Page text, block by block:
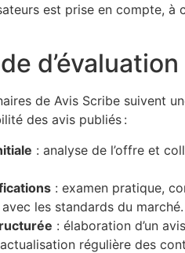
est prise en compte, à
de Avis Scribe suivent
des avis publiés :
: analyse de l’offre et
: examen pratique,
les standards du marché.
: élaboration d’un
régulière des